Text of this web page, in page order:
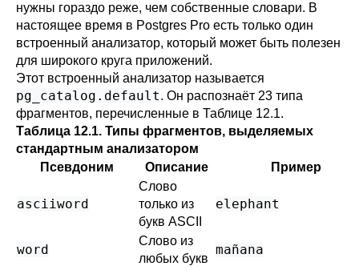
нужны гораздо реже, чем собственные словари. В
настоящее время в Postgres Pro есть только один
встроенный анализатор, который может быть полезен
для широкого круга приложений.
Этот встроенный анализатор называется
pg_catalog.default. Он распознаёт 23 типа
фрагментов, перечисленные в Таблице 12.1.
Таблица 12.1. Типы фрагментов, выделяемых
стандартным анализатором
Псевдоним
Описание Пример
asciiword
Слово
только из
букв ASCII
elephant
word
Слово из
любых букв
mañana